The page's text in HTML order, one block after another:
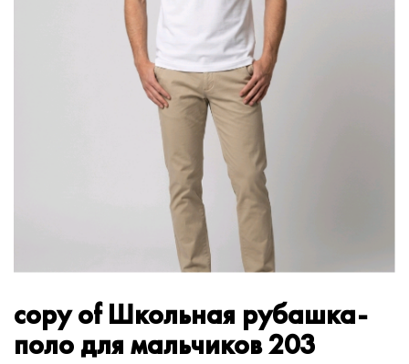
copy of Школьная рубашка-
поло для мальчиков 203